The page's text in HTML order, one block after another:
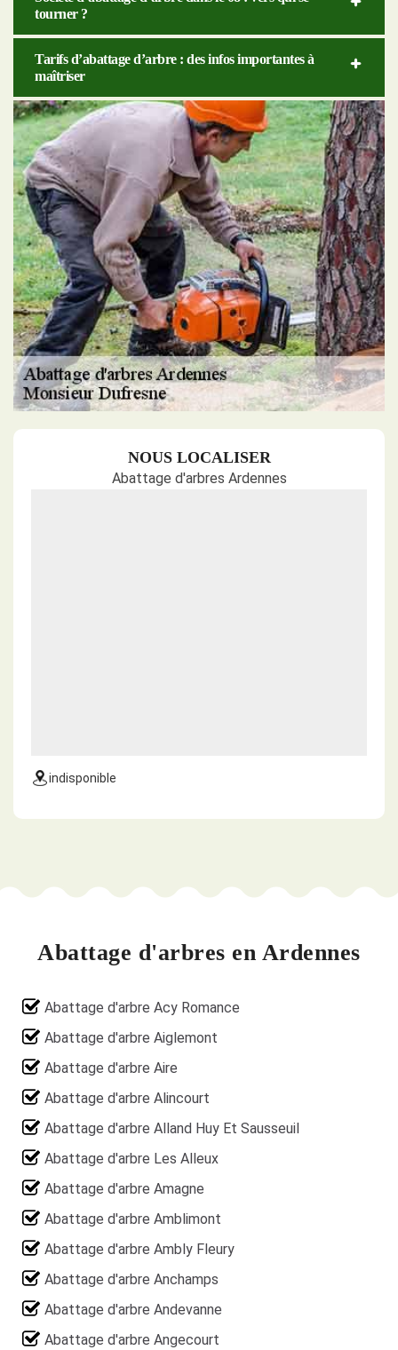
tourner ?
Tarifs d’abattage d’arbre : des infos importantes à
maîtriser
NOUS LOCALISER
Abattage d'arbres Ardennes
indisponible
Abattage d'arbres en Ardennes
Abattage d'arbre Acy Romance
Abattage d'arbre Aiglemont
Abattage d'arbre Aire
Abattage d'arbre Alincourt
Abattage d'arbre Alland Huy Et Sausseuil
Abattage d'arbre Les Alleux
Abattage d'arbre Amagne
Abattage d'arbre Amblimont
Abattage d'arbre Ambly Fleury
Abattage d'arbre Anchamps
Abattage d'arbre Andevanne
Abattage d'arbre Angecourt